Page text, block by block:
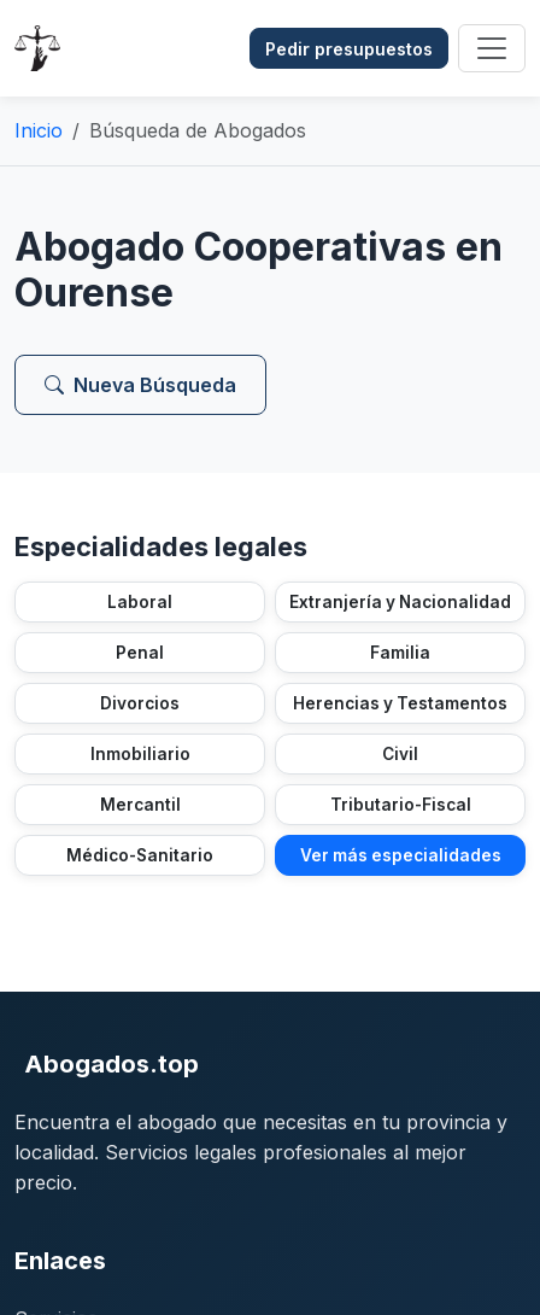
Pedir presupuestos
Inicio Búsqueda de Abogados
Abogado Cooperativas en
Ourense
Nueva Búsqueda
Especialidades legales
Laboral Extranjería y Nacionalidad
Penal Familia
Divorcios Herencias y Testamentos
Inmobiliario Civil
Mercantil Tributario-Fiscal
Médico-Sanitario Ver más especialidades
Abogados.top
Encuentra el abogado que necesitas en tu provincia y
localidad. Servicios legales profesionales al mejor
precio.
Enlaces